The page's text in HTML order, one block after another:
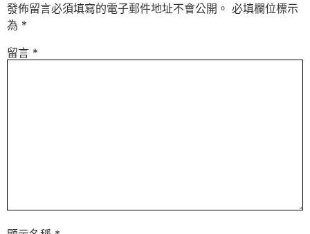
發佈留言必須填寫的電子郵件地址不會公開。 必填欄位標示
為 *
留言 *